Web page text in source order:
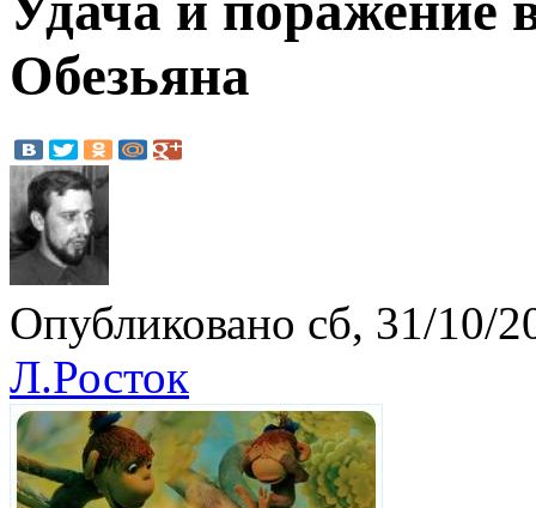
Обезьяна
Опубликовано сб, 31/10/
Л.Росток